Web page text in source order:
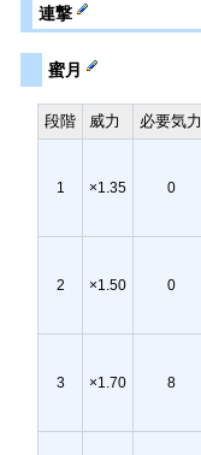
連撃
蜜月
段階 威力 必要気力
1 ×1.35 0
2 ×1.50 0
3 ×1.70 8